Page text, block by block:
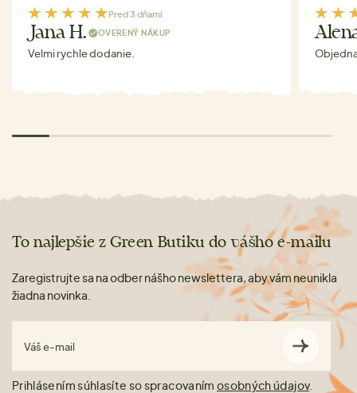
Pred 3 dňami
Jana H. OVERENÝ NÁKUP
Velmi rychle dodanie.
To najlepšie z Green Butiku do vášho e-mailu
Zaregistrujte sa na odber nášho newslettera, aby vám neunikla
žiadna novinka.
Váš e-mail
Prihlásením súhlasíte so spracovaním osobných údajov.